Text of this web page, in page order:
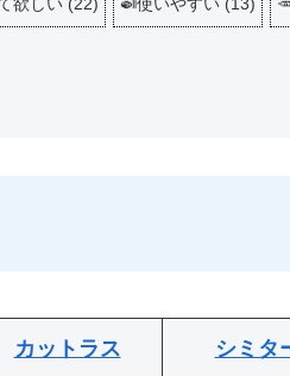
カットラス シミタ